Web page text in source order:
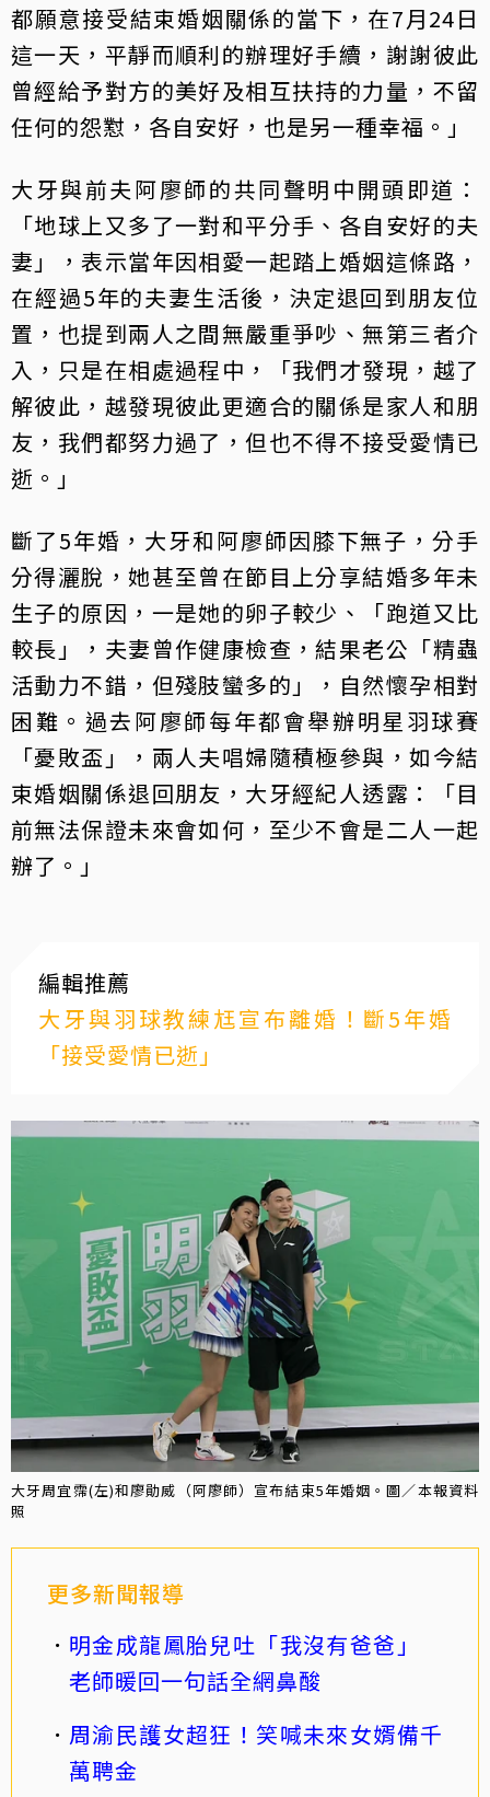
都願意接受結束婚姻關係的當下，在7月24日
這一天，平靜而順利的辦理好手續，謝謝彼此
曾經給予對方的美好及相互扶持的力量，不留
任何的怨懟，各自安好，也是另一種幸福。」
大牙與前夫阿廖師的共同聲明中開頭即道：
「地球上又多了一對和平分手、各自安好的夫
妻」，表示當年因相愛一起踏上婚姻這條路，
在經過5年的夫妻生活後，決定退回到朋友位
置，也提到兩人之間無嚴重爭吵、無第三者介
入，只是在相處過程中，「我們才發現，越了
解彼此，越發現彼此更適合的關係是家人和朋
友，我們都努力過了，但也不得不接受愛情已
逝。」
斷了5年婚，大牙和阿廖師因膝下無子，分手
分得灑脫，她甚至曾在節目上分享結婚多年未
生子的原因，一是她的卵子較少、「跑道又比
較長」，夫妻曾作健康檢查，結果老公「精蟲
活動力不錯，但殘肢蠻多的」，自然懷孕相對
困難。過去阿廖師每年都會舉辦明星羽球賽
「憂敗盃」，兩人夫唱婦隨積極參與，如今結
束婚姻關係退回朋友，大牙經紀人透露：「目
前無法保證未來會如何，至少不會是二人一起
辦了。」
編輯推薦
大牙與羽球教練尪宣布離婚！斷5年婚
「接受愛情已逝」
大牙周宜霈(左)和廖勛威（阿廖師）宣布結束5年婚姻。圖／本報資料
照
更多新聞報導
明金成龍鳳胎兒吐「我沒有爸爸」
老師暖回一句話全網鼻酸
周渝民護女超狂！笑喊未來女婿備千
萬聘金